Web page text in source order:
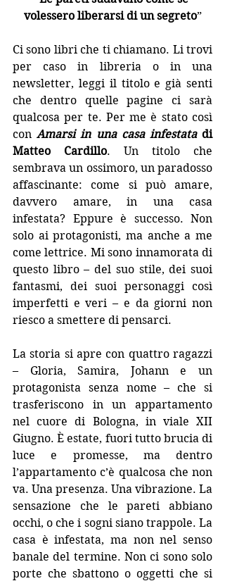
volessero liberarsi di un segreto”
Ci sono libri che ti chiamano. Li trovi
per caso in libreria o in una
newsletter, leggi il titolo e già senti
che dentro quelle pagine ci sarà
qualcosa per te. Per me è stato così
con Amarsi in una casa infestata di
Matteo Cardillo. Un titolo che
sembrava un ossimoro, un paradosso
affascinante: come si può amare,
davvero amare, in una casa
infestata? Eppure è successo. Non
solo ai protagonisti, ma anche a me
come lettrice. Mi sono innamorata di
questo libro – del suo stile, dei suoi
fantasmi, dei suoi personaggi così
imperfetti e veri – e da giorni non
riesco a smettere di pensarci.
La storia si apre con quattro ragazzi
– Gloria, Samira, Johann e un
protagonista senza nome – che si
trasferiscono in un appartamento
nel cuore di Bologna, in viale XII
Giugno. È estate, fuori tutto brucia di
luce e promesse, ma dentro
l’appartamento c’è qualcosa che non
va. Una presenza. Una vibrazione. La
sensazione che le pareti abbiano
occhi, o che i sogni siano trappole. La
casa è infestata, ma non nel senso
banale del termine. Non ci sono solo
porte che sbattono o oggetti che si